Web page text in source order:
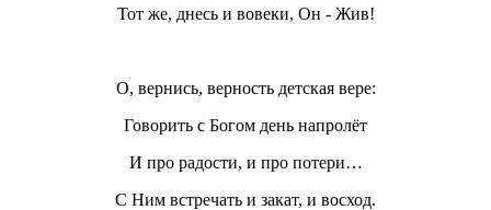
Тот же, днесь и вовеки, Он - Жив!
О, вернись, верность детская вере:
Говорить с Богом день напролёт
И про радости, и про потери…
С Ним встречать и закат, и восход.